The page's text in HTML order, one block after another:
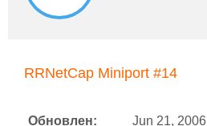
RRNetCap Miniport #14
Обновлен: Jun 21, 2006